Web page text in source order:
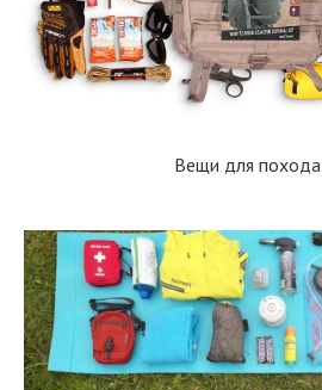
Вещи для похода